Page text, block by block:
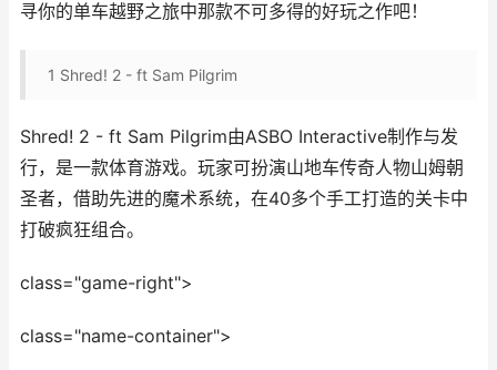
寻你的单车越野之旅中那款不可多得的好玩之作吧！
1 Shred! 2 - ft Sam Pilgrim
Shred! 2 - ft Sam Pilgrim由ASBO Interactive制作与发
行，是一款体育游戏。玩家可扮演山地车传奇人物山姆朝
圣者，借助先进的魔术系统，在40多个手工打造的关卡中
打破疯狂组合。
class="game-right">
class="name-container">